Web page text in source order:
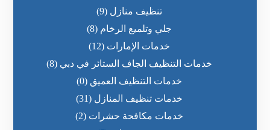
تنظيف منازل (9)
جلي وتلميع الرخام (8)
خدمات الإمارات (12)
خدمات التنظيف الجاف الستائر في دبي (8)
خدمات التنظيف العميق (0)
خدمات تنظيف المنازل (31)
خدمات مكافحة حشرات (2)